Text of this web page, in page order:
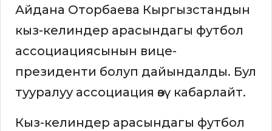
Айдана Оторбаева Кыргызстандын
кыз-келиндер арасындагы футбол
ассоциациясынын вице-
президенти болуп дайындалды. Бул
тууралуу ассоциация өзү кабарлайт.
Кыз-келиндер арасындагы футбол